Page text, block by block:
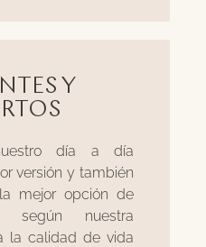
Y
día a día
versión y también
mejor opción de
según nuestra
la calidad de vida